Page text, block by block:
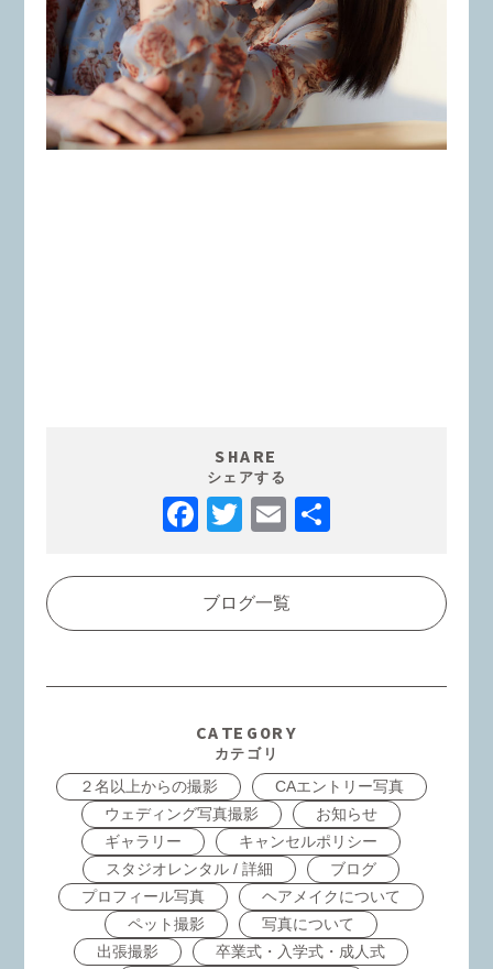
SHARE
シェアする
Facebook
TwitterEmail
ブログ一覧
CATEGORY
カテゴリ
２名以上からの撮影
CAエントリー写真
ウェディング写真撮影
お知らせ
ギャラリー
キャンセルポリシー
スタジオレンタル / 詳細
ブログ
プロフィール写真
ヘアメイクについて
ペット撮影
写真について
出張撮影
卒業式・入学式・成人式